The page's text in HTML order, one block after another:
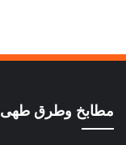
مطابخ وطرق طهى